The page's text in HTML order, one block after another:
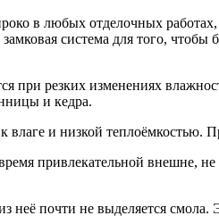
в любых отделочных
система для того,
при резких изменениях
и кедра.
влаге и низкой теплоёмкостью.
привлекательной внешне, не
неё почти не выделяется